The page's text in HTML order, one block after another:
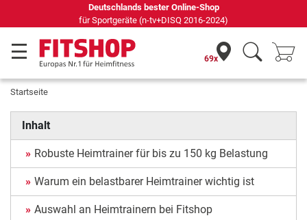
Deutschlands bester Online-Shop
für Sportgeräte (n-tv+DISQ 2016-2024)
69x
Startseite
Inhalt
Robuste Heimtrainer für bis zu 150 kg Belastung
Warum ein belastbarer Heimtrainer wichtig ist
Auswahl an Heimtrainern bei Fitshop